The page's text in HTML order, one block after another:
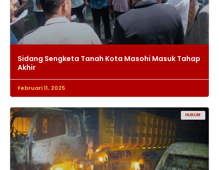
Sidang Sengketa Tanah Kota Masohi Masuk Tahap
Akhir
Februari 11, 2025
HUKUM